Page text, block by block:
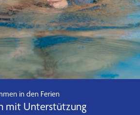
in den Ferien
mit Unterstützung